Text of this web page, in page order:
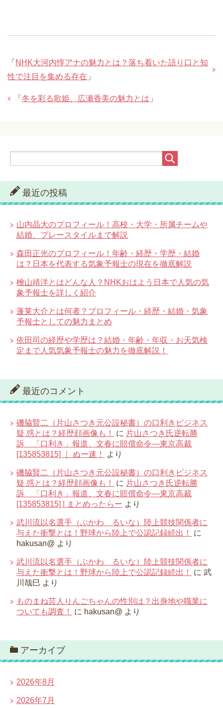
「 NHK大河内惇アナの魅力とは？落ち着いた語り口と知
性で注目を集める存在 」
「 冬を彩る歌姫、広瀬香美の魅力とは 」
最近の投稿
山内晶大のプロフィール！高校・大学・所属チームや
結婚、プレースタイルまで解説
森田正光のプロフィール！年齢・経歴・学歴・結婚
は？日本を代表する気象予報士の現在を徹底解説
檜山靖洋とはどんな人？NHKおはよう日本で人気の気
象予報士を詳しく紹介
蓬莱大介とは何者？プロフィール・経歴・結婚・気象
予報士としての魅力まとめ
依田司の経歴や学歴は？結婚・年齢・年収・お天気検
定まで人気気象予報士の魅力を徹底解説！
最近のコメント
磯脇賢二（片山さつき元公設秘書）の口利きビジネス
疑 惑とは？経歴顔画像も！
に 片山さつき氏逆転勝
訴 「口利き」報道、文春に賠償命令―東京高裁
[135853815] ｜ ぬー速！
より
磯脇賢二（片山さつき元公設秘書）の口利きビジネス
疑 惑とは？経歴顔画像も！
に 片山さつき氏逆転勝
訴 「口利き」報道、文春に賠償命令―東京高裁
[135853815] | まとめったらー より
武川流以名選手（ぶかわ るいな）陸上競技関係者に
与えた衝撃とは！野球から陸上で公認記録続出！
に
hakusan@ より
武川流以名選手（ぶかわ るいな）陸上競技関係者に
与えた衝撃とは！野球から陸上で公認記録続出！
に 武
川哉巳 より
ものまね芸人りんごちゃんの性別は？出身地や職業に
ついても調査！
に hakusan@ より
アーカイブ
2026年8月
2026年7月